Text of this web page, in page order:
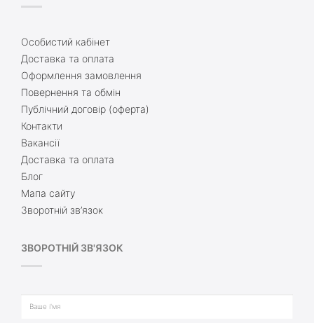
Особистий кабінет
Доставка та оплата
Оформлення замовлення
Повернення та обмін
Публічний договір (оферта)
Контакти
Вакансії
Доставка та оплата
Блог
Мапа сайту
Зворотній зв’язок
ЗВОРОТНІЙ ЗВ'ЯЗОК